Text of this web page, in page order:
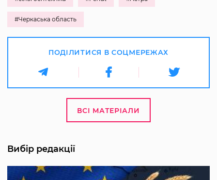
#Черкаська область
ПОДІЛИТИСЯ В СОЦМЕРЕЖАХ
ВСІ МАТЕРІАЛИ
Вибір редакції